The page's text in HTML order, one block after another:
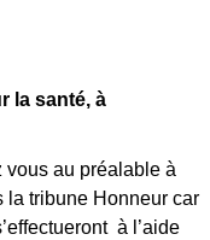
la santé, à
au préalable à
la tribune Honneur car
à l’aide